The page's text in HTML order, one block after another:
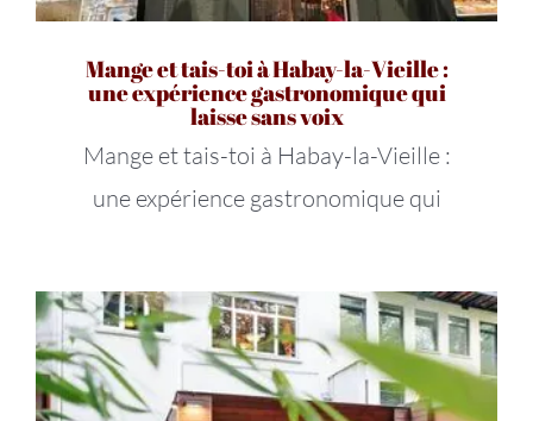
Mange et tais-toi à Habay-la-Vieille :
une expérience gastronomique qui
laisse sans voix
Mange et tais-toi à Habay-la-Vieille :
une expérience gastronomique qui